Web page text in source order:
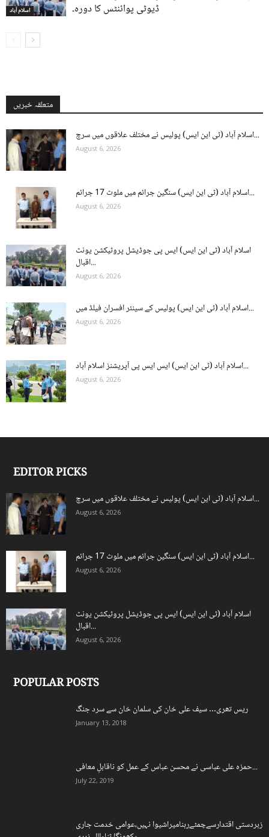
اسلام آباد ڈیوٹی پوائنٹس کا دورہ۔
متعلقہ خبریں
اسلام آباد (ٹی این ایس) پولیس نے مختلف علاقوں میں سرچ...
August 6, 2026
اسلام آباد (ٹی این ایس) سنگین جرائم میں ملوث 17 جرائم...
August 6, 2026
اسلام آباد (ٹی این ایس) ایس پی جوڈیشل پروٹیکشن یونٹ
اقبال...
August 6, 2026
اسلام آباد (ٹی این ایس) پولیس کے سینئر افسران فیلڈ میں...
August 6, 2026
اسلام آباد (ٹی این ایس) ایس ایس پی آپریشنز اسلام آباد...
August 6, 2026
EDITOR PICKS
اسلام آباد (ٹی این ایس) پولیس نے مختلف علاقوں میں سرچ...
August 6, 2026
اسلام آباد (ٹی این ایس) سنگین جرائم میں ملوث 17 جرائم...
August 6, 2026
اسلام آباد (ٹی این ایس) ایس پی جوڈیشل پروٹیکشن یونٹ
اقبال...
August 6, 2026
POPULAR POSTS
ریس تھری… سیف علی خان کی سلمان خان سے سرد جنگ
January 13, 2018
حمزہ علی عباسی نے محسن عباس کے عمل کو ناقابلِ معافی...
July 22, 2019
زبردستی اقتدارسےچمٹےرہنامیراشیوا نہیں،عوامی خدمت جاری